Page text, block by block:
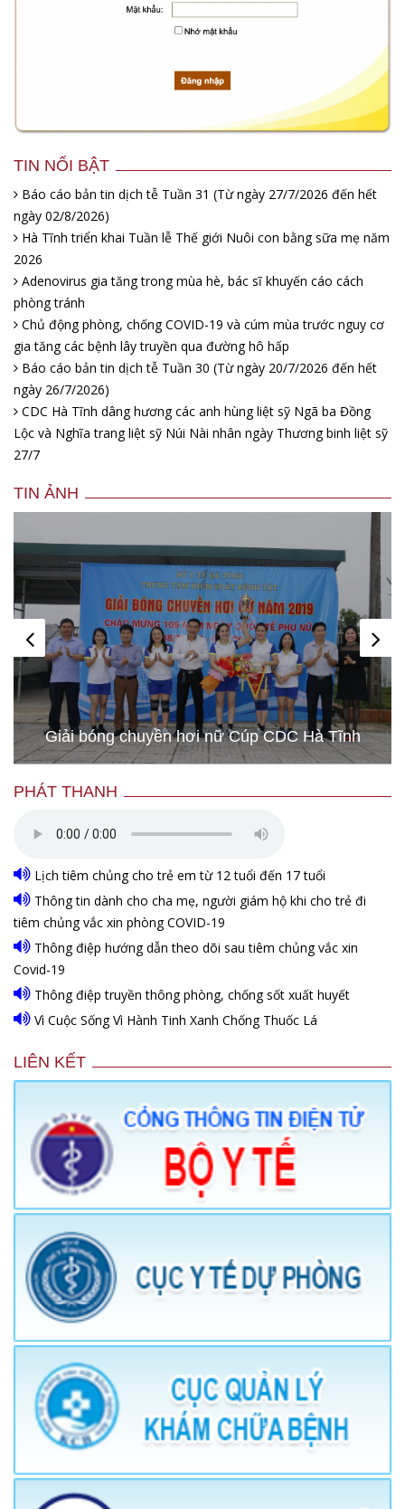
TIN NỔI BẬT
Báo cáo bản tin dịch tễ Tuần 31 (Từ ngày 27/7/2026 đến hết
ngày 02/8/2026)
Hà Tĩnh triển khai Tuần lễ Thế giới Nuôi con bằng sữa mẹ năm
2026
Adenovirus gia tăng trong mùa hè, bác sĩ khuyến cáo cách
phòng tránh
Chủ động phòng, chống COVID-19 và cúm mùa trước nguy cơ
gia tăng các bệnh lây truyền qua đường hô hấp
Báo cáo bản tin dịch tễ Tuần 30 (Từ ngày 20/7/2026 đến hết
ngày 26/7/2026)
CDC Hà Tĩnh dâng hương các anh hùng liệt sỹ Ngã ba Đồng
Lộc và Nghĩa trang liệt sỹ Núi Nài nhân ngày Thương binh liệt sỹ
27/7
TIN ẢNH
Giải bóng chuyền hơi nữ Cúp CDC Hà Tĩnh
PHÁT THANH
Lịch tiêm chủng cho trẻ em từ 12 tuổi đến 17 tuổi
Thông tin dành cho cha mẹ, người giám hộ khi cho trẻ đi
tiêm chủng vắc xin phòng COVID-19
Thông điệp hướng dẫn theo dõi sau tiêm chủng vắc xin
Covid-19
Thông điệp truyền thông phòng, chống sốt xuất huyết
Vì Cuộc Sống Vì Hành Tinh Xanh Chống Thuốc Lá
LIÊN KẾT